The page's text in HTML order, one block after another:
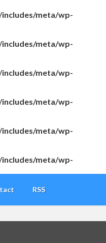
meta/wp-
meta/wp-
meta/wp-
meta/wp-
meta/wp-
meta/wp-
RSS